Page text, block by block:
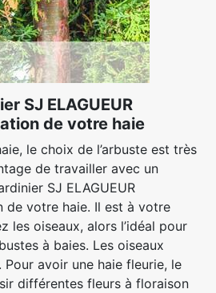
SJ ELAGUEUR
de votre haie
le choix de l’arbuste est très
de travailler avec un
SJ ELAGUEUR
de votre haie. Il est à votre
les oiseaux, alors l’idéal pour
à baies. Les oiseaux
avoir une haie fleurie, le
différentes fleurs à floraison